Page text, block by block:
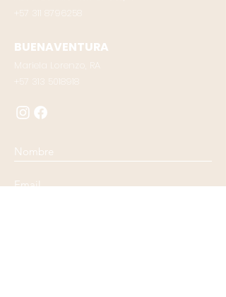
+57 311 8796258
BUENAVENTURA
Mariela Lorenzo, RA
‪+57 313 5018918